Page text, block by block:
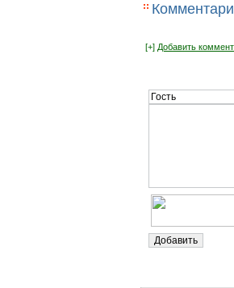
[+] Добавить